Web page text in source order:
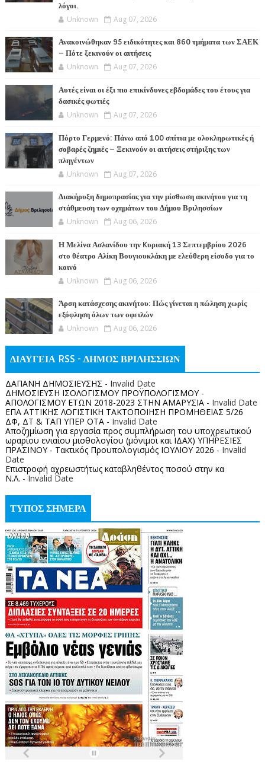
λόγοι.
Unknown Aug 07, 2026
Ανακοινώθηκαν 95 ειδικότητες και 860 τμήματα των ΣΑΕΚ
– Πότε ξεκινούν οι αιτήσεις
Unknown Aug 07, 2026
Αυτές είναι οι έξι πιο επικίνδυνες εβδομάδες του έτους για
δασικές φωτιές
Unknown Aug 07, 2026
Πόρτο Γερμενό: Πάνω από 100 σπίτια με ολοκληρωτικές ή
σοβαρές ζημιές – Ξεκινούν οι αιτήσεις στήριξης των
πληγέντων
Unknown Aug 07, 2026
Διακήρυξη δημοπρασίας για την μίσθωση ακινήτου για τη
στάθμευση των οχημάτων του Δήμου Βριλησσίων
Unknown Aug 06, 2026
Η Μελίνα Ασλανίδου την Kυριακή 13 Σεπτεμβρίου 2026
στο θέατρο Αλίκη Βουγιουκλάκη με ελεύθερη είσοδο για το
κοινό
Unknown Aug 06, 2026
Άρση κατάσχεσης ακινήτου: Πώς γίνεται η πώληση χωρίς
εξόφληση όλων των οφειλών
Unknown Aug 06, 2026
ΔΙΑΥΓΕΙΑ RSS - ΔΗΜΟΣ ΒΡΙΛΗΣΣΙΩΝ
ΔΑΠΑΝΗ ΔΗΜΟΣΙΕΥΣΗΣ - Invalid Date
ΔΗΜΟΣΙΕΥΣΗ ΙΣΟΛΟΓΙΣΜΟΥ ΠΡΟΫΠΟΛΟΓΙΣΜΟΥ -
ΑΠΟΛΟΓΙΣΜΟΥ ΕΤΩΝ 2018-2023 ΣΤΗΝ ΑΜΑΡΥΣΙΑ- Invalid Date
ΕΠΑ ΑΤΤΙΚΗΣ ΛΟΓΙΣΤΙΚΗ ΤΑΚΤΟΠΟΙΗΣΗ ΠΡΟΜΗΘΕΙΑΣ 5/26
ΔΦ, ΔΤ & ΤΑΠ ΥΠΕΡ ΟΤΑ- Invalid Date
Αποζημίωση για εργασία προς συμπλήρωση του υποχρεωτικού
ωραρίου ενιαίου μισθολογίου (μόνιμοι και ΙΔΑΧ) ΥΠΗΡΕΣΙΕΣ
ΠΡΑΣΙΝΟΥ - Τακτικός Προυπολογισμός ΙΟΥΛΙΟΥ 2026 - Invalid
Date
Επιστροφή αχρεωστήτως καταβληθέντος ποσoύ στην κα
Ν.Λ. - Invalid Date
ΤΥΠΟΣ ΣΗΜΕΡΑ